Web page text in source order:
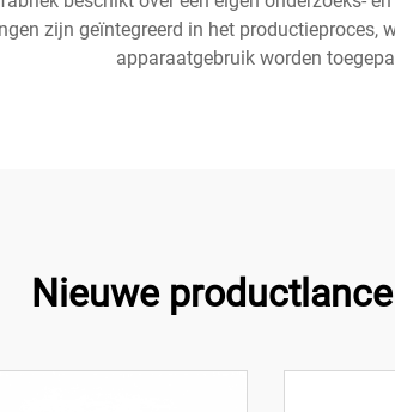
zijn geïntegreerd in het
apparaatgebruik worden
Nieuwe